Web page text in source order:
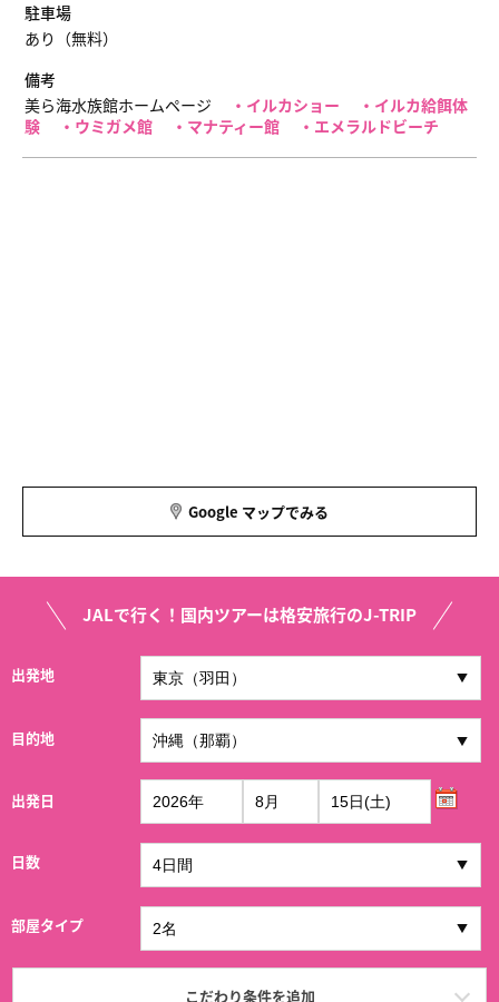
駐車場
あり（無料）
備考
美ら海水族館ホームページ
・イルカショー
・イルカ給餌体
験
・ウミガメ館 ・マナティー館 ・エメラルドビーチ
Google マップでみる
JALで行く！国内ツアーは格安旅行のJ-TRIP
出発地
目的地
出発日
日数
部屋タイプ
こだわり条件を追加